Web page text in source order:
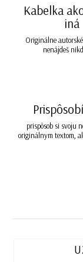
Kabelka
iná
Originálne
nenájdeš
prispôsob si svoju
originálnym textom,